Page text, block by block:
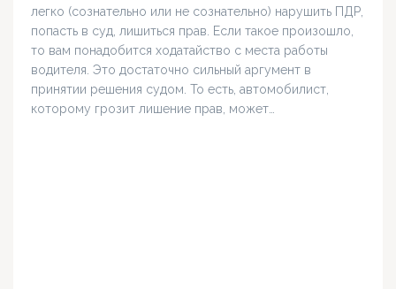
легко (сознательно или не сознательно) нарушить ПДР,
попасть в суд, лишиться прав. Если такое произошло,
то вам понадобится ходатайство с места работы
водителя. Это достаточно сильный аргумент в
принятии решения судом. То есть, автомобилист,
которому грозит лишение прав, может…